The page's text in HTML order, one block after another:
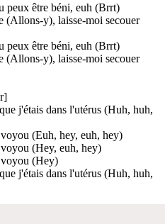
peux être béni, euh (Brrt)
(Allons-y), laisse-moi secouer
peux être béni, euh (Brrt)
(Allons-y), laisse-moi secouer
j'étais dans l'utérus (Huh, huh,
(Euh, hey, euh, hey)
(Hey, euh, hey)
(Hey)
j'étais dans l'utérus (Huh, huh,